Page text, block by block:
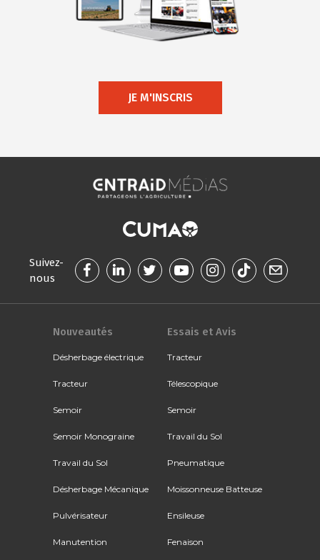
JE M'INSCRIS
Suivez-
nous
Nouveautés
Désherbage électrique
Tracteur
Semoir
Semoir Monograine
Travail du Sol
Désherbage Mécanique
Pulvérisateur
Manutention
Essais et Avis
Tracteur
Télescopique
Semoir
Travail du Sol
Pneumatique
Moissonneuse Batteuse
Ensileuse
Fenaison